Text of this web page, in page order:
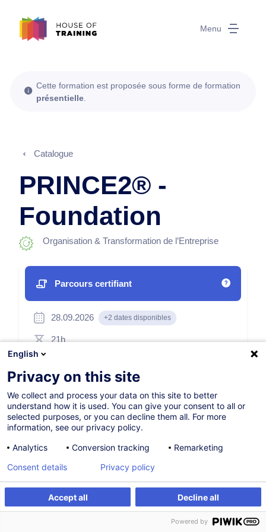
Menu
S'inscrire Formation sur mesure
Cette formation est proposée sous forme de formation
présentielle
Catalogue
PRINCE2® -
Foundation
Organisation & Transformation de l’Entreprise
Parcours certifiant
28.09.2026 +2 dates disponibles
21h
Cours du jour
English (UK)
001936
1 450,00 (+3% TVA)
S'inscrire
Formation sur mesure
English
Privacy on this site
We collect and process your data on this site to better
understand how it is used. You can give your consent to all or
selected purposes, or you can decline them all. For more
information, see our privacy policy.
Analytics
Conversion tracking Remarketing
Accept all Decline all
Consent details Privacy policy
Powered by